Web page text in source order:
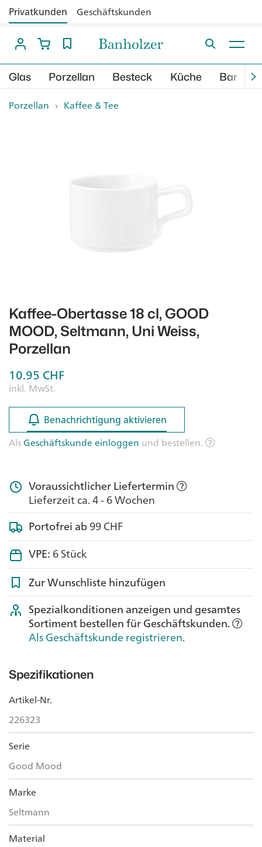
Privatkunden Geschäftskunden
Glas Porzellan Besteck Küche Bar
Porzellan › Kaffee & Tee
Kaffee-Obertasse 18 cl, GOOD
MOOD, Seltmann, Uni Weiss,
Porzellan
10.95 CHF
inkl. MwSt.
Benachrichtigung aktivieren
Benachrichtigung aktivieren
AlsGeschäftskunde einloggen und bestellen.
Voraussichtlicher Liefertermin
Lieferzeit ca. 4 - 6 Wochen
Portofrei ab99 CHF
VPE:6 Stück
Zur Wunschliste hinzufügen
Spezialkonditionen anzeigen und gesamtes
Sortiment bestellen für Geschäftskunden.
Als Geschäftskunde registrieren.
Spezifikationen
Artikel-Nr.
226323
Serie
Good Mood
Marke
Seltmann
Material